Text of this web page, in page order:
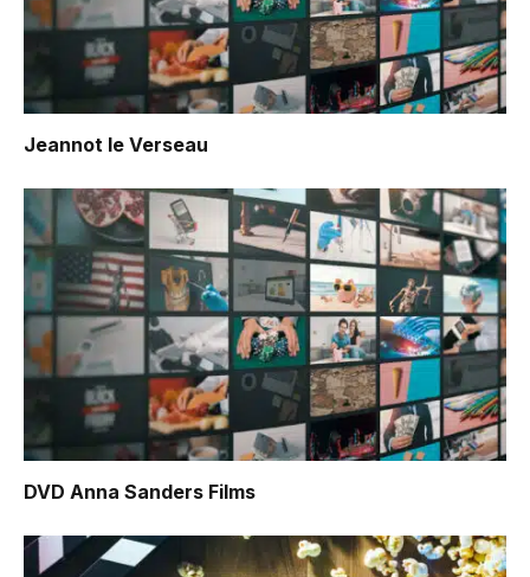
Jeannot le Verseau
DVD Anna Sanders Films